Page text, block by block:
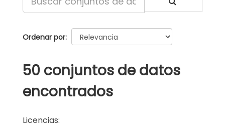
Ordenar por
50 conjuntos de datos
encontrados
Licencias: